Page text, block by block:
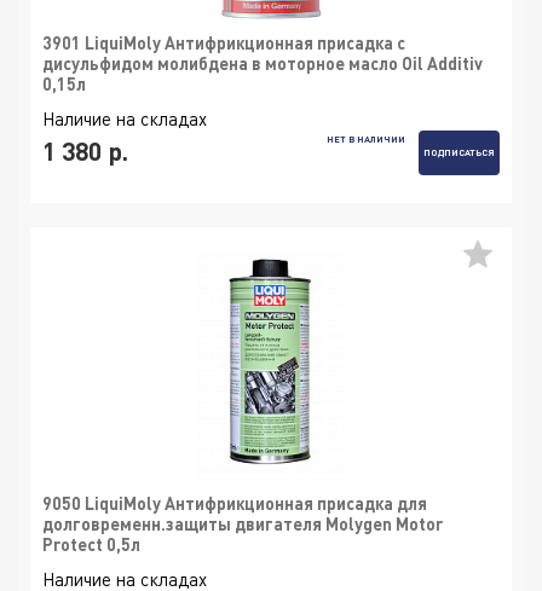
3901 LiquiMoly Антифрикционная присадка с
дисульфидом молибдена в моторное масло Oil Additiv
0,15л
Наличие на складах
1 380 р.
НЕТ В НАЛИЧИИ
ПОДПИСАТЬСЯ
9050 LiquiMoly Антифрикционная присадка для
долговременн.защиты двигателя Molygen Motor
Protect 0,5л
Наличие на складах